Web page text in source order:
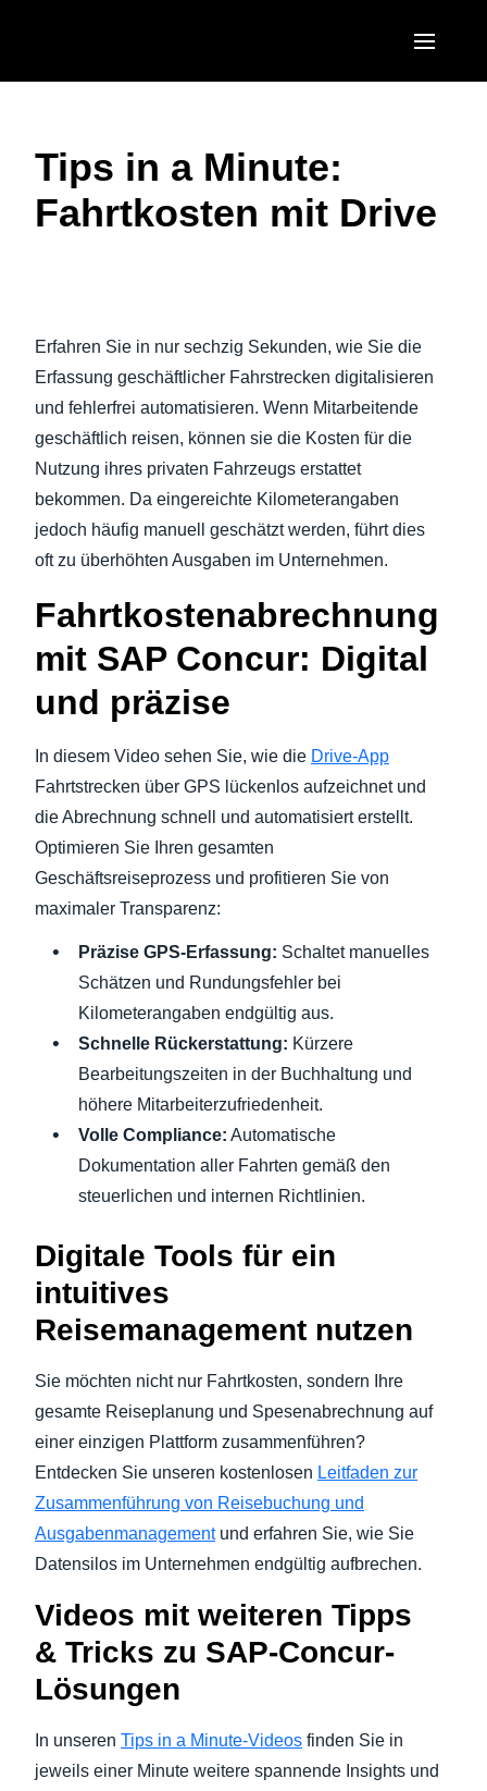
United States (English)
Canada (English)
EUROPE
United Kingdom (English)
Italia (Italiano)
Nederlands (English)
Sweden (English)
Finland (English)
España (Español)
Norway (English)
ASIA PACIFIC
日本（日本語)
Singapore (English)
Tips in a Minute:
Fahrtkosten mit Drive
Erfahren Sie in nur sechzig Sekunden, wie Sie die
Erfassung geschäftlicher Fahrstrecken digitalisieren
und fehlerfrei automatisieren. Wenn Mitarbeitende
geschäftlich reisen, können sie die Kosten für die
Nutzung ihres privaten Fahrzeugs erstattet
bekommen. Da eingereichte Kilometerangaben
jedoch häufig manuell geschätzt werden, führt dies
oft zu überhöhten Ausgaben im Unternehmen.
Fahrtkostenabrechnung
mit SAP Concur: Digital
und präzise
In diesem Video sehen Sie, wie die Drive-App
Fahrtstrecken über GPS lückenlos aufzeichnet und
die Abrechnung schnell und automatisiert erstellt.
Optimieren Sie Ihren gesamten
Geschäftsreiseprozess und profitieren Sie von
maximaler Transparenz:
Präzise GPS-Erfassung: Schaltet manuelles
Schätzen und Rundungsfehler bei
Kilometerangaben endgültig aus.
Schnelle Rückerstattung: Kürzere
Bearbeitungszeiten in der Buchhaltung und
höhere Mitarbeiterzufriedenheit.
Volle Compliance: Automatische
Dokumentation aller Fahrten gemäß den
steuerlichen und internen Richtlinien.
Digitale Tools für ein
intuitives
Reisemanagement nutzen
Sie möchten nicht nur Fahrtkosten, sondern Ihre
gesamte Reiseplanung und Spesenabrechnung auf
einer einzigen Plattform zusammenführen?
Entdecken Sie unseren kostenlosen Leitfaden zur
Zusammenführung von Reisebuchung und
Ausgabenmanagementund erfahren Sie, wie Sie
Datensilos im Unternehmen endgültig aufbrechen.
Videos mit weiteren Tipps
& Tricks zu SAP-Concur-
Lösungen
In unseren Tips in a Minute-Videos finden Sie in
jeweils einer Minute weitere spannende Insights und